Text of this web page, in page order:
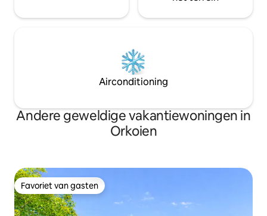
Airconditioning
Andere geweldige vakantiewoningen in
Orkoien
Favoriet van gasten
Favoriet van gasten